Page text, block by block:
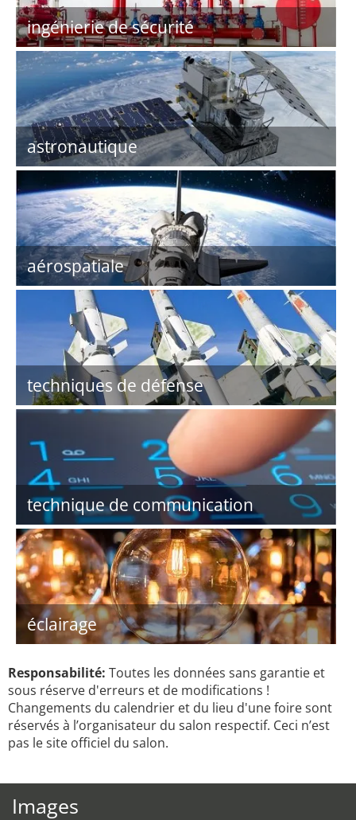
ingénierie de sécurité
astronautique
aérospatiale
techniques de défense
technique de communication
éclairage
Responsabilité: Toutes les données sans garantie et
sous réserve d'erreurs et de modifications !
Changements du calendrier et du lieu d'une foire sont
réservés à l’organisateur du salon respectif. Ceci n’est
pas le site officiel du salon.
Images